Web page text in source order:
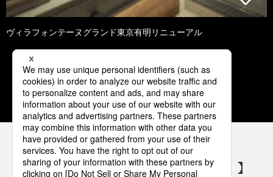
ヴィラフォンテーヌグランド東京有明リニューアル
1 2 3 4 5
パナソニックの電気設備 SNSアカウント